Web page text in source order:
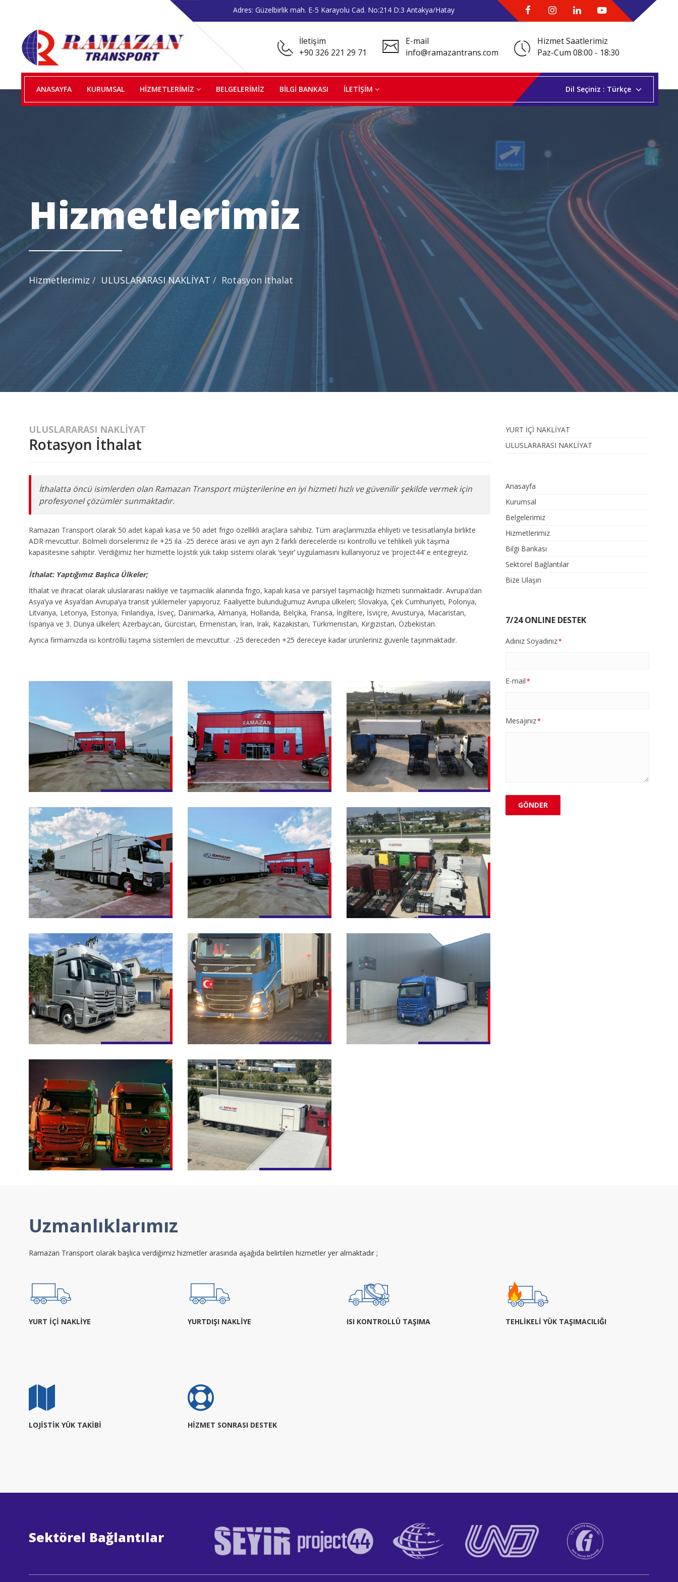
Adres: Güzelbirlik mah. E-5 Karayolu Cad. No:214 D:3 Antakya/Hatay
İletişim
+90 326 221 29 71
E-mail
info@ramazantrans.com
Hizmet Saatlerimiz
Paz-Cum 08:00 - 18:30
ANASAYFA KURUMSAL HİZMETLERİMİZ BELGELERİMİZ BİLGİ BANKASI İLETİŞİM Dil Seçiniz : Türkçe
Hizmetlerimiz
Hizmetlerimiz ULUSLARARASI NAKLİYAT Rotasyon İthalat
ULUSLARARASI NAKLİYAT
Rotasyon İthalat
İthalatta öncü isimlerden olan Ramazan Transport müşterilerine en iyi hizmeti hızlı ve güvenilir şekilde vermek için
profesyonel çözümler sunmaktadır.
Ramazan Transport olarak 50 adet kapalı kasa ve 50 adet frigo özellikli araçlara sahibiz. Tüm araçlarımızda ehliyeti ve tesisatlarıyla birlikte
ADR mevcuttur. Bölmeli dorselerimiz ile +25 ila -25 derece arası ve ayrı ayrı 2 farklı derecelerde ısı kontrollü ve tehlikeli yük taşıma
kapasitesine sahiptir. Verdiğimiz her hizmette lojistik yük takip sistemi olarak ‘seyir’ uygulamasını kullanıyoruz ve ‘project44’ e entegreyiz.
İthalat: Yaptığımız Başlıca Ülkeler;
İthalat ve ihracat olarak uluslararası nakliye ve taşımacılık alanında frigo, kapalı kasa ve parsiyel taşımacılığı hizmeti sunmaktadır. Avrupa’dan
Asya’ya ve Asya’dan Avrupa’ya transit yüklemeler yapıyoruz. Faaliyette bulunduğumuz Avrupa ülkeleri; Slovakya, Çek Cumhuriyeti, Polonya,
Litvanya, Letonya, Estonya, Finlandiya, İsveç, Danimarka, Almanya, Hollanda, Belçika, Fransa, İngiltere, İsviçre, Avusturya, Macaristan,
İspanya ve 3. Dünya ülkeleri; Azerbaycan, Gürcistan, Ermenistan, İran, Irak, Kazakistan, Türkmenistan, Kırgızistan, Özbekistan.
Ayrıca firmamızda ısı kontröllü taşıma sistemleri de mevcuttur. -25 dereceden +25 dereceye kadar ürünleriniz güvenle taşınmaktadır.
YURT İÇİ NAKLİYAT
ULUSLARARASI NAKLİYAT
Anasayfa
Kurumsal
Belgelerimiz
Hizmetlerimiz
Bilgi Bankası
Sektörel Bağlantılar
Bize Ulaşın
7/24 ONLINE DESTEK
Adınız Soyadınız*
E-mail*
Mesajınız*
GÖNDER
Uzmanlıklarımız
Ramazan Transport olarak başlıca verdiğimiz hizmetler arasında aşağıda belirtilen hizmetler yer almaktadır ;
YURT İÇİ NAKLİYE YURTDIŞI NAKLİYE ISI KONTROLLÜ TAŞIMA TEHLİKELİ YÜK TAŞIMACILIĞI
LOJİSTİK YÜK TAKİBİ HİZMET SONRASI DESTEK
Sektörel Bağlantılar